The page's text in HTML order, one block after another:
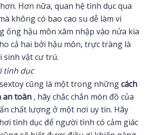
Hơn nữa, quan hệ tình dục qua
không có bao cao su dễ làm vi
ống hậu môn xâm nhập vào nửa kia
cả hai bởi hậu môn, trực tràng là
sinh vật cư trú.
tình dục
cũng là một trong nhữngcách
an toàn , hãy chắc chắn món đồ của
chất lượng ở một nơi uy tín. Hãy
tình dục để người tình có cảm giác